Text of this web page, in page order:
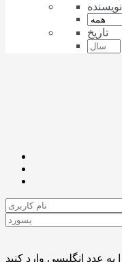
نویسنده
تاریخ